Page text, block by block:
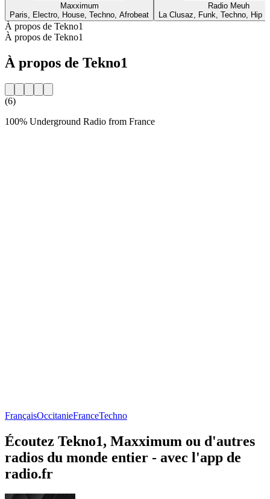
Maxximum
Paris, Electro, House, Techno, Afrobeat
Radio Meuh
La Clusaz, Funk, Techno, Hip
À propos de Tekno1
À propos de Tekno1
À propos de Tekno1
(6)
100% Underground Radio from France
FrançaisOccitanieFranceTechno
Écoutez Tekno1, Maxximum ou d'autres
radios du monde entier - avec l'app de
radio.fr